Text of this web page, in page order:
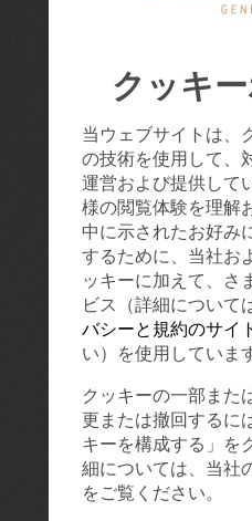
クッキ
当ウェブサイトは、
の技術を使用して、
運営および提供して
様の閲覧体験を理解
中に示されたお好み
するために、当社お
ッキーに加えて、さ
ビス（詳細について
バシーと規約のサイ
い）を使用していま
クッキーの一部また
更または撤回するに
キーを構成する」を
細については、当社
をご覧ください。